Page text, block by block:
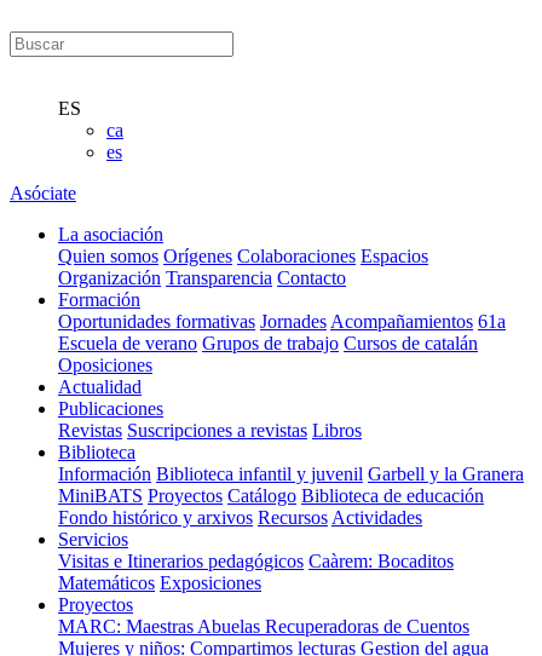
ES
ca
es
Asóciate
La asociación
Quien somos Orígenes Colaboraciones Espacios
Organización Transparencia Contacto
Formación
Oportunidades formativas Jornades Acompañamientos 61a
Escuela de verano Grupos de trabajo Cursos de catalán
Oposiciones
Actualidad
Publicaciones
Revistas Suscripciones a revistas Libros
Biblioteca
Información Biblioteca infantil y juvenil Garbell y la Granera
MiniBATS Proyectos Catálogo Biblioteca de educación
Fondo histórico y arxivos Recursos Actividades
Servicios
Visitas e Itinerarios pedagógicos Caàrem: Bocaditos
Matemáticos Exposiciones
Proyectos
MARC: Maestras Abuelas Recuperadoras de Cuentos
Mujeres y niños: Compartimos lecturas Gestion del agua